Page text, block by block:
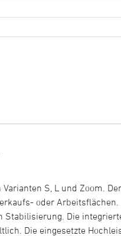
S, L und Zoom.
oder
Die
Die eingesetzte